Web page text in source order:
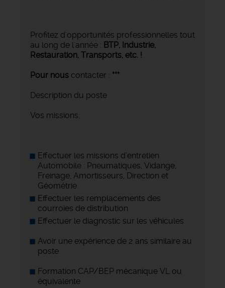
Profitez d'opportunités professionnelles tout
au long de l'année : BTP, Industrie,
Restauration, Transports, etc. !
Pour nous contacter : ***
Description du poste
Vos missions:
Effectuer les missions d’entretien
Automobile : Pneumatiques, Vidange,
Freinage, Amortisseurs, Direction et
Géométrie
Effectuer les remplacements des
courroies de distribution
Effectuer le diagnostic sur les véhicules
Avoir une expérience de 2 ans similaire au
poste
Formation CAP/BEP mécanique VL ou
équivalente